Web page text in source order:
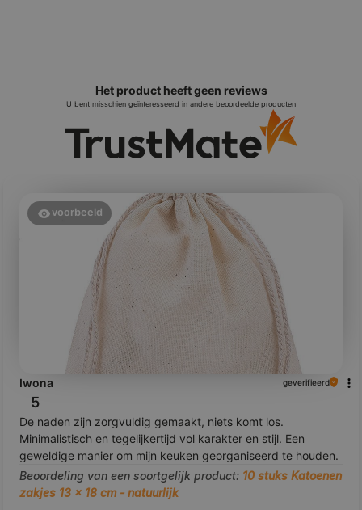
Het product heeft geen reviews
U bent misschien geïnteresseerd in andere beoordeelde producten
voorbeeld
Iwona geverifieerd
5
De naden zijn zorgvuldig gemaakt, niets komt los.
Minimalistisch en tegelijkertijd vol karakter en stijl. Een
geweldige manier om mijn keuken georganiseerd te houden.
Beoordeling van een soortgelijk product: 10 stuks Katoenen
zakjes 13 x 18 cm - natuurlijk